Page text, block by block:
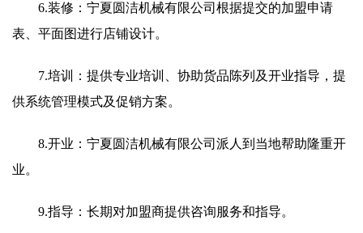
6.装修：宁夏圆洁机械有限公司根据提交的加盟申请
表、平面图进行店铺设计。
7.培训：提供专业培训、协助货品陈列及开业指导，提
供系统管理模式及促销方案。
8.开业：宁夏圆洁机械有限公司派人到当地帮助隆重开
业。
9.指导：长期对加盟商提供咨询服务和指导。